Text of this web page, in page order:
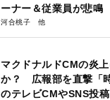
ーナー＆従業員が悲鳴
河合桃子
マクドナルドCMの炎
か？ 広報部を直撃「
のテレビCMやSNS投